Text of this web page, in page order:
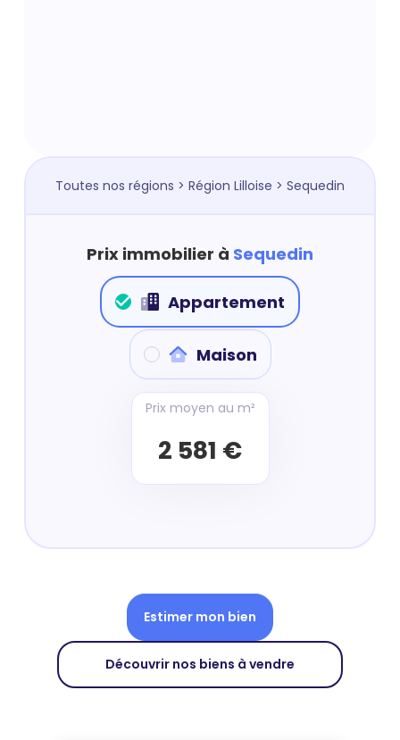
Toutes nos régions > Région Lilloise > Sequedin
Prix immobilier à Sequedin
Appartement
Maison
Prix moyen au m²
2 581 €
Estimer mon bien
Découvrir nos biens à vendre